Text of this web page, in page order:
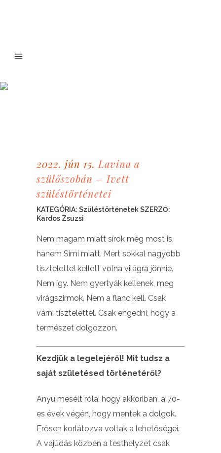
2022. jún 15. Lavina a
szülőszobán – Ivett
szüléstörténetei
KATEGÓRIA: SzüléstörténetekSZERZŐ:
Kardos Zsuzsi
Nem magam miatt sírok még most is,
hanem Simi miatt. Mert sokkal nagyobb
tisztelettel kellett volna világra jönnie.
Nem így. Nem gyertyák kellenek, meg
virágszirmok. Nem a flanc kell. Csak
várni tisztelettel. Csak engedni, hogy a
természet dolgozzon.
Kezdjük a legelejéről! Mit tudsz a
saját születésed történetéről?
Anyu mesélt róla, hogy akkoriban, a 70-
es évek végén, hogy mentek a dolgok.
Erősen korlátozva voltak a lehetőségei.
A vajúdás közben a testhelyzet csak